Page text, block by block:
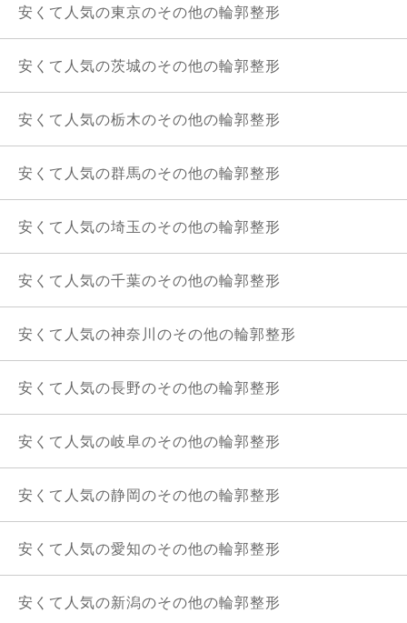
安くて人気の東京のその他の輪郭整形
安くて人気の茨城のその他の輪郭整形
安くて人気の栃木のその他の輪郭整形
安くて人気の群馬のその他の輪郭整形
安くて人気の埼玉のその他の輪郭整形
安くて人気の千葉のその他の輪郭整形
安くて人気の神奈川のその他の輪郭整形
安くて人気の長野のその他の輪郭整形
安くて人気の岐阜のその他の輪郭整形
安くて人気の静岡のその他の輪郭整形
安くて人気の愛知のその他の輪郭整形
安くて人気の新潟のその他の輪郭整形